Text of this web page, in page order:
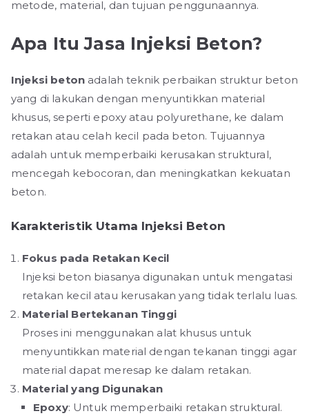
metode, material, dan tujuan penggunaannya.
Apa Itu Jasa Injeksi Beton?
Injeksi betonadalah teknik perbaikan struktur beton
yang di lakukan dengan menyuntikkan material
khusus, seperti epoxy atau polyurethane, ke dalam
retakan atau celah kecil pada beton. Tujuannya
adalah untuk memperbaiki kerusakan struktural,
mencegah kebocoran, dan meningkatkan kekuatan
beton.
Karakteristik Utama Injeksi Beton
Fokus pada Retakan Kecil
Injeksi beton biasanya digunakan untuk mengatasi
retakan kecil atau kerusakan yang tidak terlalu luas.
Material Bertekanan Tinggi
Proses ini menggunakan alat khusus untuk
menyuntikkan material dengan tekanan tinggi agar
material dapat meresap ke dalam retakan.
Material yang Digunakan
Epoxy: Untuk memperbaiki retakan struktural.